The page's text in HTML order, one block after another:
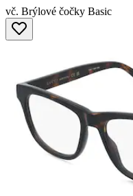
vč. Brýlové čočky Basic